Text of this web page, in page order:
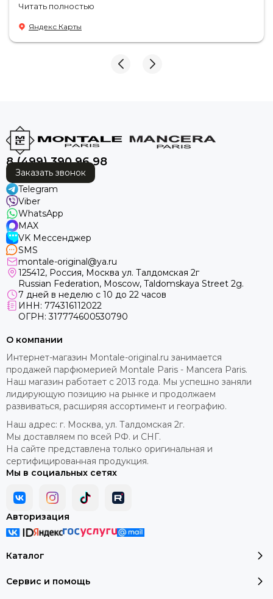
оригинальная. Аромат полностью соответствует
ожиданиям, стойкость отличная, качество
безупречное. Также приятно удивил сервис: заказ
обработали очень быстро, а сотрудники были
ответить на все вопросы. Спасибо за такой
Читать полностью
Яндекс Карты
8 (499) 390 96 98
Заказать звонок
Telegram
Viber
WhatsApp
MAX
VK Мессенджер
SMS
montale-original@ya.ru
125412, Россия, Москва ул. Талдомская 2г
Russian Federation, Moscow, Taldomskaya Street 2g.
7 дней в неделю с 10 до 22 часов
ИНН: 774316112022
ОГРН: 317774600530790
Каталог
Сервис и помощь
О компании
Интернет-магазин Montale-original.ru занимается
продажей парфюмерией Montale Paris - Mancera Paris.
Наш магазин работает с 2013 года. Мы успешно заняли
лидирующую позицию на рынке и продолжаем
развиваться, расширяя ассортимент и географию.
Наш адрес: г. Москва, ул. Талдомская 2г.
Мы доставляем по всей РФ. и СНГ.
На сайте представлена только оригинальная и
сертифицированная продукция.
Мы в социальных сетях
Авторизация